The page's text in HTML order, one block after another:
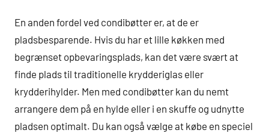
En anden fordel ved condibøtter er, at de er
pladsbesparende. Hvis du har et lille køkken med
begrænset opbevaringsplads, kan det være svært at
finde plads til traditionelle krydderiglas eller
krydderihylder. Men med condibøtter kan du nemt
arrangere dem på en hylde eller i en skuffe og udnytte
pladsen optimalt. Du kan også vælge at købe en speciel